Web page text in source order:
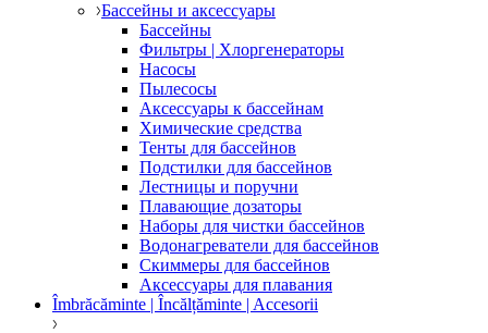
Бассейны и аксессуары
Бассейны
Фильтры | Хлоргенераторы
Насосы
Пылесосы
Аксессуары к бассейнам
Химические средства
Тенты для бассейнов
Подстилки для бассейнов
Лестницы и поручни
Плавающие дозаторы
Наборы для чистки бассейнов
Водонагреватели для бассейнов
Скиммеры для бассейнов
Аксессуары для плавания
Îmbrăcăminte | Încălțăminte | Accesorii